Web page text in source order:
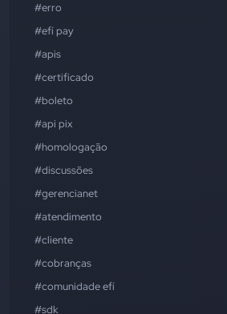
#erro
#efí pay
#apis
#certificado
#boleto
#api pix
#homologação
#discussões
#gerencianet
#atendimento
#cliente
#cobranças
#comunidade efí
#sdk